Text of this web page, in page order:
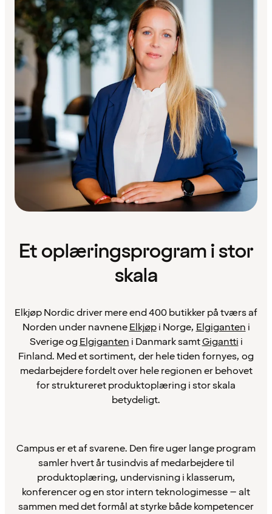
Et oplæringsprogram i stor
skala
Elkjøp Nordic driver mere end 400 butikker på tværs af
Norden under navneneElkjøpi Norge, Elgiganten i
Sverige og Elgiganten i Danmark samtGigantti i
Finland. Med et sortiment, der hele tiden fornyes, og
medarbejdere fordelt over hele regionen er behovet
for struktureret produktoplæring i stor skala
betydeligt.
Campus er et af svarene. Den fire uger lange program
samler hvert år tusindvis af medarbejdere til
produktoplæring, undervisning i klasserum,
konferencer og en stor intern teknologimesse – alt
sammen med det formål at styrke både kompetencer